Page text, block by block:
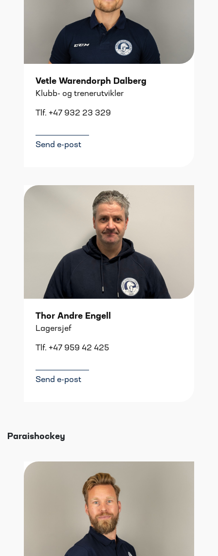
Vetle Warendorph Dalberg
Klubb- og trenerutvikler
Tlf. +47 932 23 329
Send e-post
Thor Andre Engell
Lagersjef
Tlf. +47 959 42 425
Send e-post
Paraishockey